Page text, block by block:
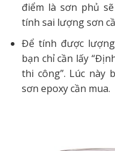
điểm là sơn phủ
tính sai lượng sơn
Để tính được lượng
bạn chỉ cần lấy
thi công”. Lúc này
sơn epoxy cần mua.